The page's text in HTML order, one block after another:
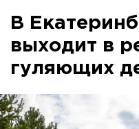
В
выходит в
гуляющих